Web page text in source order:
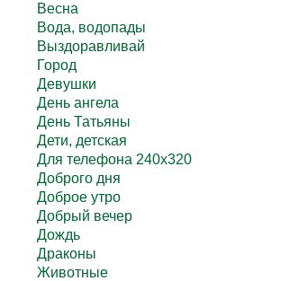
Весна
Вода, водопады
Выздоравливай
Город
Девушки
День ангела
День Татьяны
Дети, детская
Для телефона 240х320
Доброго дня
Доброе утро
Добрый вечер
Дождь
Драконы
Животные